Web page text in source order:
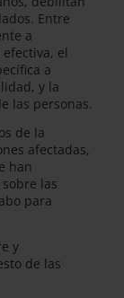
Entre
a
el
a
y la
las personas.
de la
afectadas,
han
las
para
y
de las